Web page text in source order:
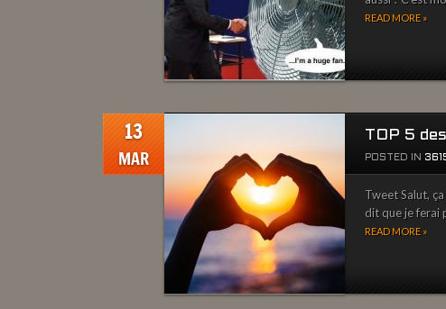
READ MORE »
13
MAR
TOP 5
POSTED IN
Tweet Salut,
dit que je ferai
READ MORE »